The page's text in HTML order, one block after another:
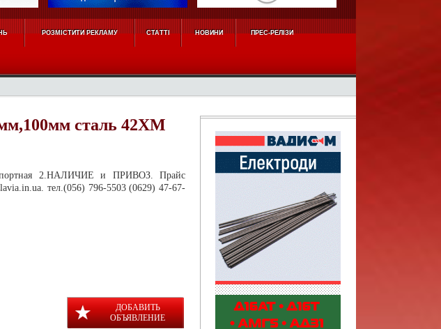
РОЗМІСТИТИ РЕКЛАМУ СТАТТІ НОВИНИ ПРЕС-РЕЛІЗИ
сталь 42ХМ
2.НАЛИЧИЕ и ПРИВОЗ. Прайс
тел.(056) 796-5503 (0629) 47-67-
ДОБАВИТЬ
ОБЪЯВЛЕНИЕ